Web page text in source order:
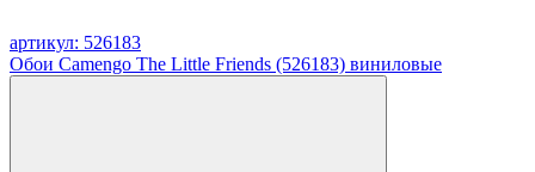
артикул: 526183
Обои Camengo The Little Friends (526183) виниловые